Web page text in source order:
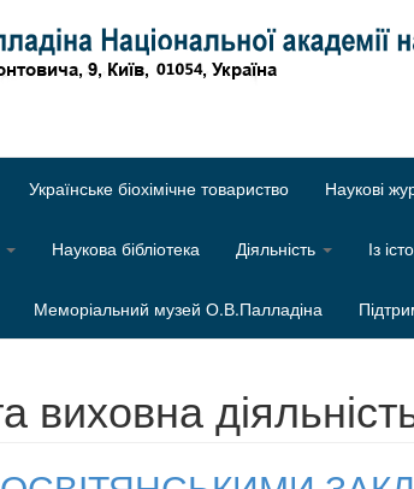
Українське біохімічне товариство Наукові
Наукова бібліотека Діяльність Із
Меморіальний музей О.В.Палладіна
виховна